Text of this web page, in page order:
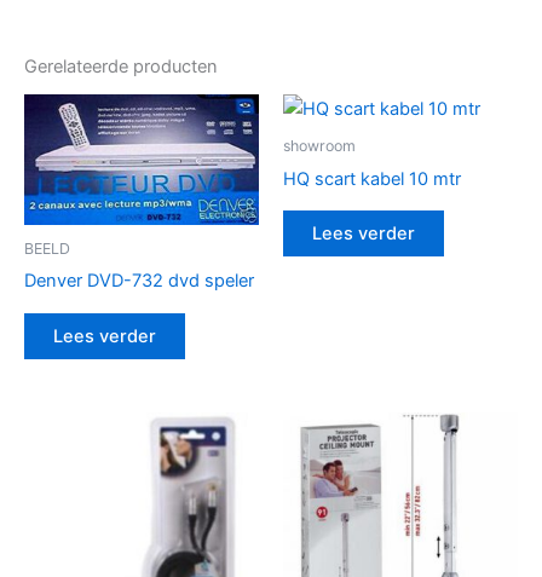
Gerelateerde producten
BEELD
Denver DVD-732 dvd speler
Lees verder
showroom
HQ scart kabel 10 mtr
Lees verder